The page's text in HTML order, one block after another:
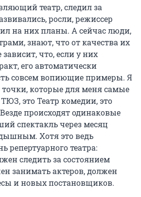
театр, следил за
росли, режиссер
на них планы. А сейчас люди,
знают, что от качества их
что, если у них
его автоматически
совсем вопиющие примеры. Я
точки, которые для меня самые
это Театр комедии, это
происходят одинаковые
спектакль через месяц
Хотя это ведь
репертуарного театра:
следить за состоянием
занимать актеров, должен
и новых постановщиков.